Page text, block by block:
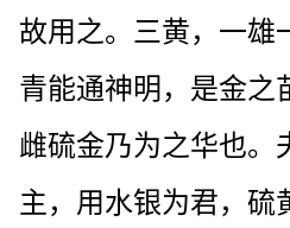
故用之。三黄，一雄
青能通神明，是金之
雌硫金乃为之华也。
主，用水银为君，硫